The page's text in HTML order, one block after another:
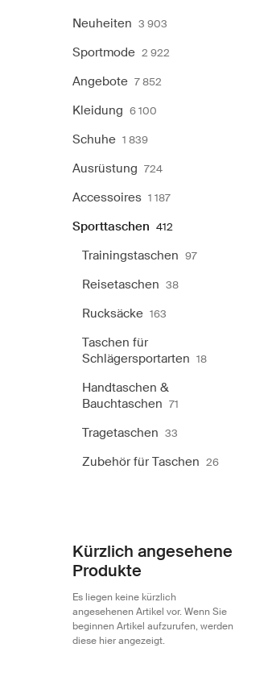
Neuheiten 3 903
Sportmode 2 922
Angebote 7 852
Kleidung 6 100
Schuhe 1 839
Ausrüstung 724
Accessoires 1 187
Sporttaschen 412
Trainingstaschen 97
Reisetaschen 38
Rucksäcke 163
Taschen für
Schlägersportarten 18
Handtaschen &
Bauchtaschen 71
Tragetaschen 33
Zubehör für Taschen 26
Kürzlich angesehene
Produkte
Es liegen keine kürzlich
angesehenen Artikel vor. Wenn Sie
beginnen Artikel aufzurufen, werden
diese hier angezeigt.